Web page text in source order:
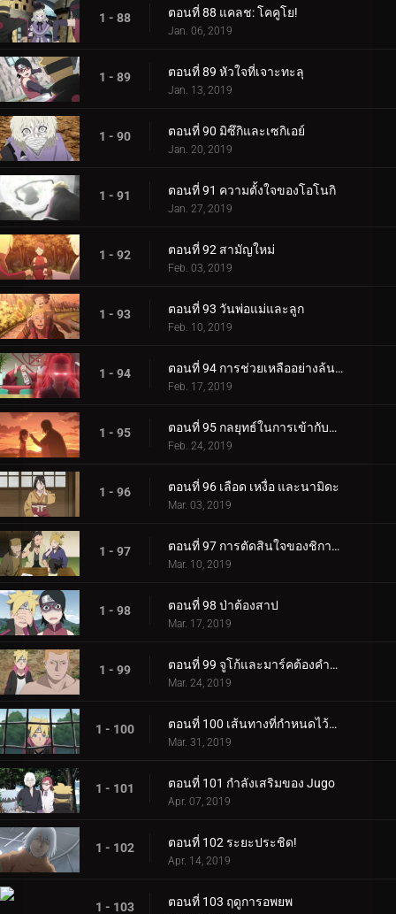
1 - 88 ตอนที่ 88 แคลช: โคคูโย!
Jan. 06, 2019
1 - 89 ตอนที่ 89 หัวใจที่เจาะทะลุ
Jan. 13, 2019
1 - 90 ตอนที่ 90 มิซึกิและเซกิเอย์
Jan. 20, 2019
1 - 91 ตอนที่ 91 ความตั้งใจของโอโนกิ
Jan. 27, 2019
1 - 92 ตอนที่ 92 สามัญใหม่
Feb. 03, 2019
1 - 93 ตอนที่ 93 วันพ่อแม่และลูก
Feb. 10, 2019
1 - 94 ตอนที่ 94 การช่วยเหลืออย่างล้นหลาม! แข่งกิน!
Feb. 17, 2019
1 - 95 ตอนที่ 95 กลยุทธ์ในการเข้ากับลูกสาวของคุณ
Feb. 24, 2019
1 - 96 ตอนที่ 96 เลือด เหงื่อ และนามิดะ
Mar. 03, 2019
1 - 97 ตอนที่ 97 การตัดสินใจของชิกาได
Mar. 10, 2019
1 - 98 ตอนที่ 98 ป่าต้องสาป
Mar. 17, 2019
1 - 99 ตอนที่ 99 จูโก้และมาร์คต้องคำสาป
Mar. 24, 2019
1 - 100 ตอนที่ 100 เส้นทางที่กำหนดไว้ล่วงหน้า
Mar. 31, 2019
1 - 101 ตอนที่ 101 กำลังเสริมของ Jugo
Apr. 07, 2019
1 - 102 ตอนที่ 102 ระยะประชิด!
Apr. 14, 2019
1 - 103 ตอนที่ 103 ฤดูการอพยพ